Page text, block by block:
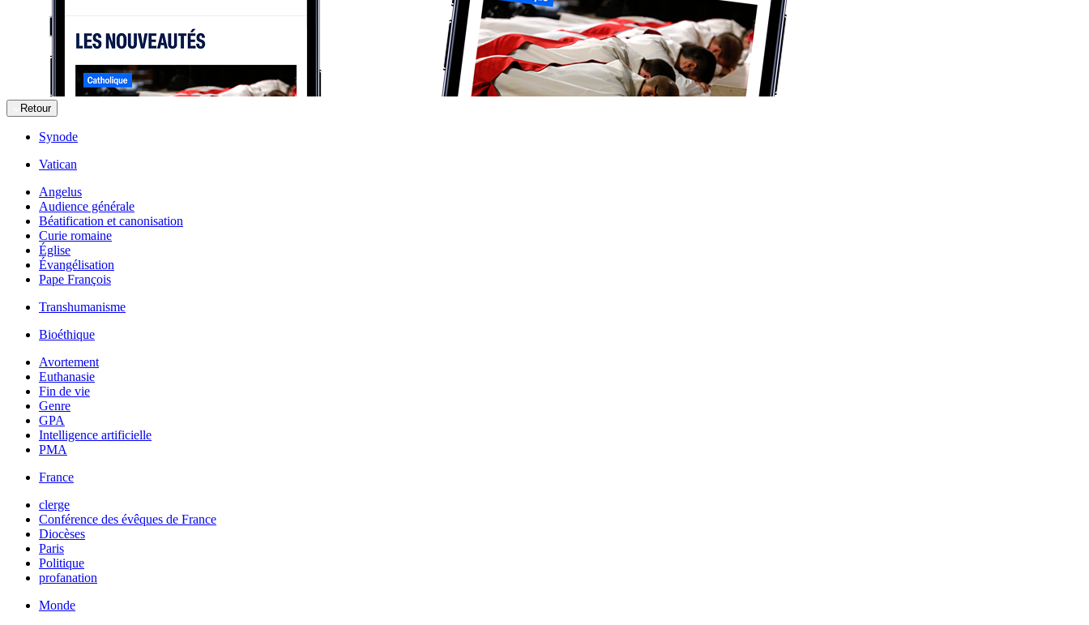
Retour
Synode
Vatican
Angelus
Audience générale
Béatification et canonisation
Curie romaine
Église
Évangélisation
Pape François
Transhumanisme
Bioéthique
Avortement
Euthanasie
Fin de vie
Genre
GPA
Intelligence artificielle
PMA
France
clerge
Conférence des évêques de France
Diocèses
Paris
Politique
profanation
Monde